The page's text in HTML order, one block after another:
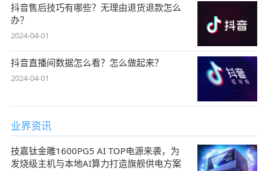
抖音售后技巧有哪些？无理由退货退款怎么
办？
2024-04-01
抖音直播间数据怎么看？怎么做起来？
2024-04-01
业界资讯
技嘉钛金雕1600PG5 AI TOP电源来袭，为
发烧级主机与本地AI算力打造旗舰供电方案